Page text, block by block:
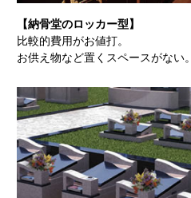
【納骨堂のロッカー型】
比較的費用がお値打。
お供え物など置くスペースがない。